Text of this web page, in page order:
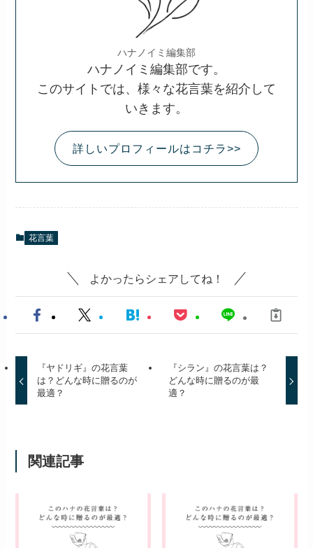
ハナノイミ編集部
ハナノイミ編集部です。
このサイトでは、様々な花言葉を紹介して
いきます。
詳しいプロフィールはコチラ>>
花言葉
よかったらシェアしてね！
『ヤドリギ』の花言葉
は？どんな時に贈るのが
最適？
『シラン』の花言葉は？
どんな時に贈るのが最
適？
関連記事